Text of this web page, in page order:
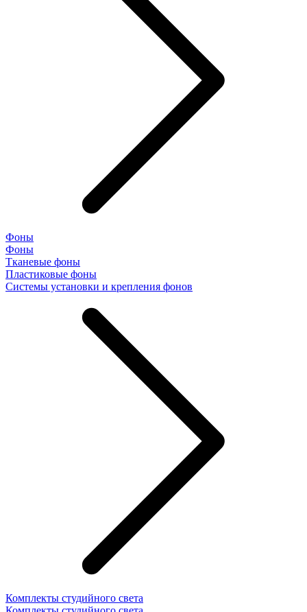
Фоны
Фоны
Тканевые фоны
Пластиковые фоны
Системы установки и крепления фонов
Комплекты студийного света